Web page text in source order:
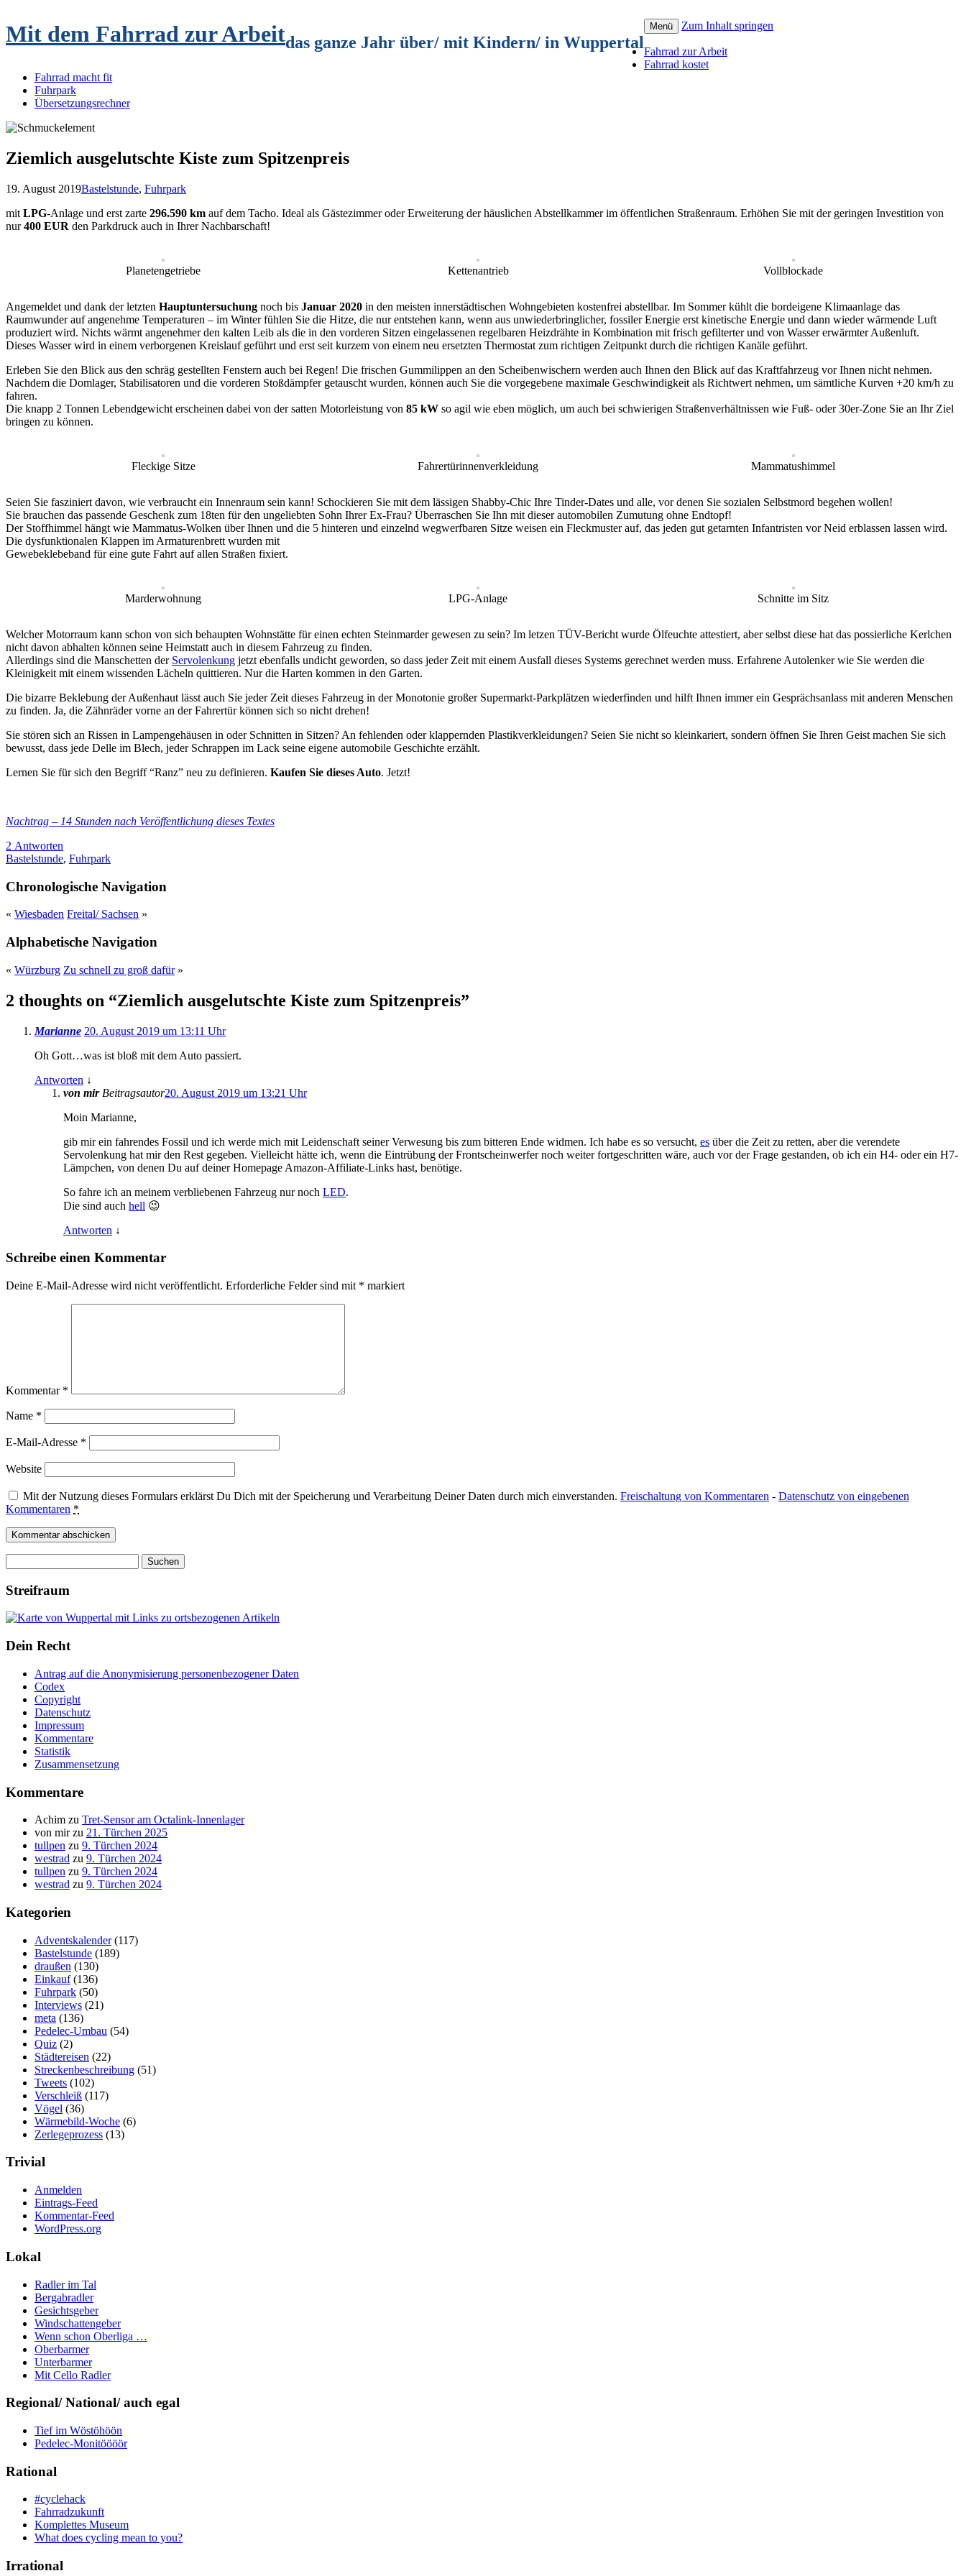
Mit dem Fahrrad zur Arbeitdas ganze Jahr über/ mit Kindern/ in Wuppertal
Menü Zum Inhalt springen
Fahrrad zur Arbeit
Fahrrad kostet
Fahrrad macht fit
Fuhrpark
Übersetzungsrechner
Ziemlich ausgelutschte Kiste zum Spitzenpreis
19. August 2019Bastelstunde, Fuhrpark
mit LPG-Anlage und erst zarte 296.590 km auf dem Tacho. Ideal als Gästezimmer oder Erweiterung der häuslichen Abstellkammer im öffentlichen Straßenraum. Erhöhen Sie mit der geringen Investition von
nur400 EUR den Parkdruck auch in Ihrer Nachbarschaft!
Planetengetriebe Kettenantrieb Vollblockade
Angemeldet und dank der letzten Hauptuntersuchung noch bis Januar 2020 in den meisten innerstädtischen Wohngebieten kostenfrei abstellbar. Im Sommer kühlt die bordeigene Klimaanlage das
Raumwunder auf angenehme Temperaturen – im Winter fühlen Sie die Hitze, die nur entstehen kann, wenn aus unwiederbringlicher, fossiler Energie erst kinetische Energie und dann wieder wärmende Luft
produziert wird. Nichts wärmt angenehmer den kalten Leib als die in den vorderen Sitzen eingelassenen regelbaren Heizdrähte in Kombination mit frisch gefilterter und von Wasser erwärmter Außenluft.
Dieses Wasser wird in einem verborgenen Kreislauf geführt und erst seit kurzem von einem neu ersetzten Thermostat zum richtigen Zeitpunkt durch die richtigen Kanäle geführt.
Erleben Sie den Blick aus den schräg gestellten Fenstern auch bei Regen! Die frischen Gummilippen an den Scheibenwischern werden auch Ihnen den Blick auf das Kraftfahrzeug vor Ihnen nicht nehmen.
Nachdem die Domlager, Stabilisatoren und die vorderen Stoßdämpfer getauscht wurden, können auch Sie die vorgegebene maximale Geschwindigkeit als Richtwert nehmen, um sämtliche Kurven +20 km/h zu
fahren.
Die knapp 2 Tonnen Lebendgewicht erscheinen dabei von der satten Motorleistung von 85 kW so agil wie eben möglich, um auch bei schwierigen Straßenverhältnissen wie Fuß- oder 30er-Zone Sie an Ihr Ziel
bringen zu können.
Fleckige Sitze Fahrertürinnenverkleidung Mammatushimmel
Seien Sie fasziniert davon, wie verbraucht ein Innenraum sein kann! Schockieren Sie mit dem lässigen Shabby-Chic Ihre Tinder-Dates und alle, vor denen Sie sozialen Selbstmord begehen wollen!
Sie brauchen das passende Geschenk zum 18ten für den ungeliebten Sohn Ihrer Ex-Frau? Überraschen Sie Ihn mit dieser automobilen Zumutung ohne Endtopf!
Der Stoffhimmel hängt wie Mammatus-Wolken über Ihnen und die 5 hinteren und einzelnd wegwerfbaren Sitze weisen ein Fleckmuster auf, das jeden gut getarnten Infantristen vor Neid erblassen lassen wird.
Die dysfunktionalen Klappen im Armaturenbrett wurden mit
Gewebeklebeband für eine gute Fahrt auf allen Straßen fixiert.
Marderwohnung LPG-Anlage Schnitte im Sitz
Welcher Motorraum kann schon von sich behaupten Wohnstätte für einen echten Steinmarder gewesen zu sein? Im letzen TÜV-Bericht wurde Ölfeuchte attestiert, aber selbst diese hat das possierliche Kerlchen
nicht davon abhalten können seine Heimstatt auch in diesem Fahrzeug zu finden.
Allerdings sind die Manschetten der Servolenkung jetzt ebenfalls undicht geworden, so dass jeder Zeit mit einem Ausfall dieses Systems gerechnet werden muss. Erfahrene Autolenker wie Sie werden die
Kleinigkeit mit einem wissenden Lächeln quittieren. Nur die Harten kommen in den Garten.
Die bizarre Beklebung der Außenhaut lässt auch Sie jeder Zeit dieses Fahrzeug in der Monotonie großer Supermarkt-Parkplätzen wiederfinden und hilft Ihnen immer ein Gesprächsanlass mit anderen Menschen
zu finden. Ja, die Zähnräder vorne an der Fahrertür können sich so nicht drehen!
Sie stören sich an Rissen in Lampengehäusen in oder Schnitten in Sitzen? An fehlenden oder klappernden Plastikverkleidungen? Seien Sie nicht so kleinkariert, sondern öffnen Sie Ihren Geist machen Sie sich
bewusst, dass jede Delle im Blech, jeder Schrappen im Lack seine eigene automobile Geschichte erzählt.
Lernen Sie für sich den Begriff “Ranz” neu zu definieren. Kaufen Sie dieses Auto. Jetzt!
Nachtrag – 14 Stunden nach Veröffentlichung dieses Textes
2 Antworten
Bastelstunde, Fuhrpark
Chronologische Navigation
« Wiesbaden Freital/ Sachsen »
Alphabetische Navigation
« Würzburg Zu schnell zu groß dafür»
2 thoughts on “Ziemlich ausgelutschte Kiste zum Spitzenpreis”
Marianne 20. August 2019 um 13:11 Uhr
Oh Gott…was ist bloß mit dem Auto passiert.
Antworten ↓
von mir Beitragsautor20. August 2019 um 13:21 Uhr
Moin Marianne,
gib mir ein fahrendes Fossil und ich werde mich mit Leidenschaft seiner Verwesung bis zum bitteren Ende widmen. Ich habe es so versucht, es über die Zeit zu retten, aber die verendete
Servolenkung hat mir den Rest gegeben. Vielleicht hätte ich, wenn die Eintrübung der Frontscheinwerfer noch weiter fortgeschritten wäre, auch vor der Frage gestanden, ob ich ein H4- oder ein H7-
Lämpchen, von denen Du auf deiner Homepage Amazon-Affiliate-Links hast, benötige.
So fahre ich an meinem verbliebenen Fahrzeug nur noch LED.
Die sind auch hell 😉
Antworten ↓
Schreibe einen Kommentar
Deine E-Mail-Adresse wird nicht veröffentlicht. Erforderliche Felder sind mit * markiert
Kommentar *
Name *
E-Mail-Adresse *
Website
Mit der Nutzung dieses Formulars erklärst Du Dich mit der Speicherung und Verarbeitung Deiner Daten durch mich einverstanden. Freischaltung von Kommentaren - Datenschutz von eingebenen
Kommentaren *
nach:
Streifraum
Dein Recht
Antrag auf die Anonymisierung personenbezogener Daten
Codex
Copyright
Datenschutz
Impressum
Kommentare
Statistik
Zusammensetzung
Kommentare
Achim zu Tret-Sensor am Octalink-Innenlager
von mirzu 21. Türchen 2025
tullpen zu 9. Türchen 2024
westrad zu 9. Türchen 2024
tullpen zu 9. Türchen 2024
westrad zu 9. Türchen 2024
Kategorien
Adventskalender(117)
Bastelstunde (189)
draußen (130)
Einkauf(136)
Fuhrpark (50)
Interviews (21)
meta (136)
Pedelec-Umbau (54)
Quiz (2)
Städtereisen (22)
Streckenbeschreibung (51)
Tweets (102)
Verschleiß (117)
Vögel (36)
Wärmebild-Woche (6)
Zerlegeprozess (13)
Trivial
Anmelden
Eintrags-Feed
Kommentar-Feed
WordPress.org
Lokal
Radler im Tal
Bergabradler
Gesichtsgeber
Windschattengeber
Wenn schon Oberliga …
Oberbarmer
Unterbarmer
Mit Cello Radler
Regional/ National/ auch egal
Tief im Wöstöhöön
Pedelec-Monitöööör
Rational
#cyclehack
Fahrradzukunft
Komplettes Museum
What does cycling mean to you?
Irrational